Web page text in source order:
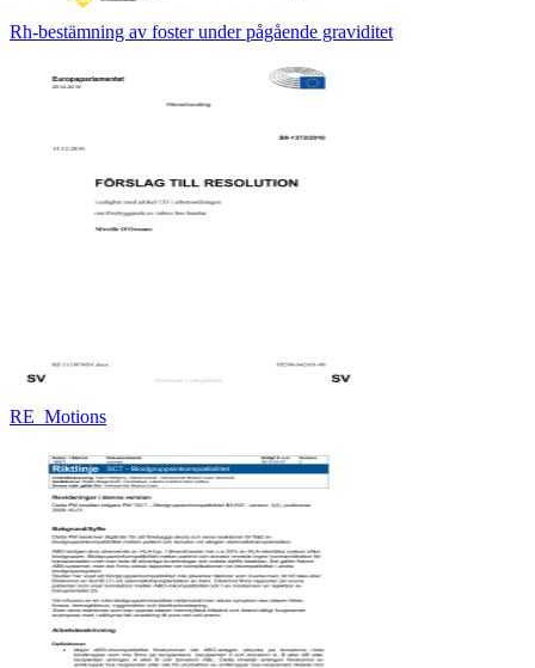
Rh-bestämning av foster under pågående graviditet
RE_Motions